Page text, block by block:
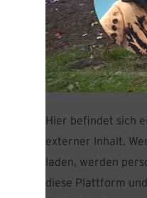
Hier befindet sich
externer Inhalt.
laden, werden
diese Plattform